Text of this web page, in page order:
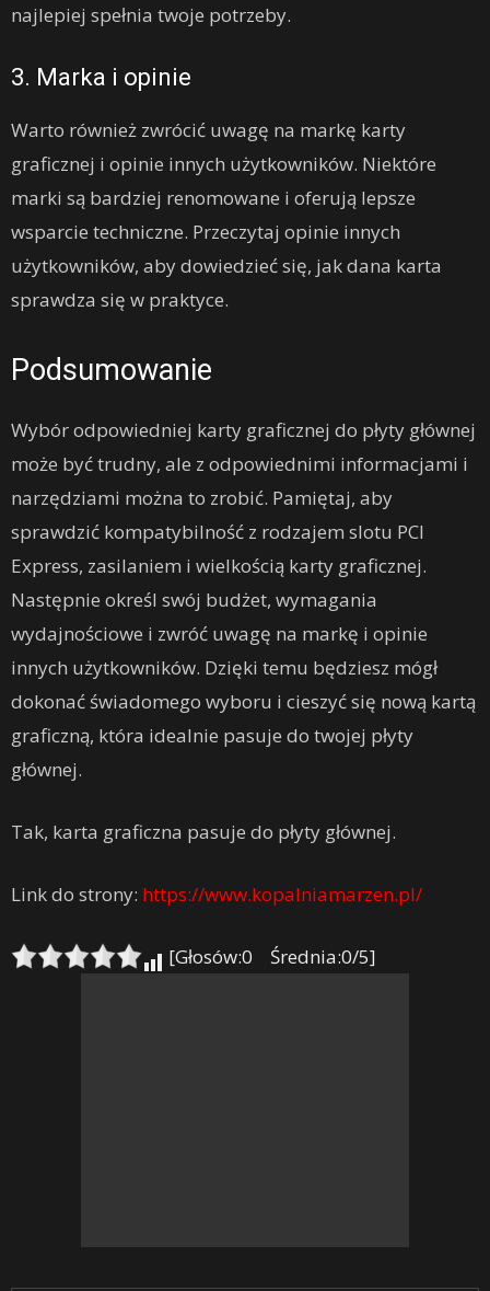
najlepiej spełnia twoje potrzeby.
3. Marka i opinie
Warto również zwrócić uwagę na markę karty
graficznej i opinie innych użytkowników. Niektóre
marki są bardziej renomowane i oferują lepsze
wsparcie techniczne. Przeczytaj opinie innych
użytkowników, aby dowiedzieć się, jak dana karta
sprawdza się w praktyce.
Podsumowanie
Wybór odpowiedniej karty graficznej do płyty głównej
może być trudny, ale z odpowiednimi informacjami i
narzędziami można to zrobić. Pamiętaj, aby
sprawdzić kompatybilność z rodzajem slotu PCI
Express, zasilaniem i wielkością karty graficznej.
Następnie określ swój budżet, wymagania
wydajnościowe i zwróć uwagę na markę i opinie
innych użytkowników. Dzięki temu będziesz mógł
dokonać świadomego wyboru i cieszyć się nową kartą
graficzną, która idealnie pasuje do twojej płyty
głównej.
Tak, karta graficzna pasuje do płyty głównej.
Link do strony: https://www.kopalniamarzen.pl/
[Głosów:0 Średnia:0/5]